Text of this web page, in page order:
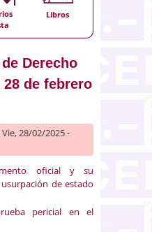
Libros
Derecho
28 de febrero
Vie, 28/02/2025 -
oficial y su
de estado
pericial en el